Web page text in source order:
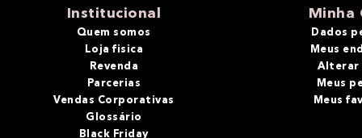
Institucional
Quem somos
Loja fisica
Revenda
Parcerias
Vendas Corporativas
Glossário
Black Friday
Minha
Dados
Meus
Alterar
Meus
Meus